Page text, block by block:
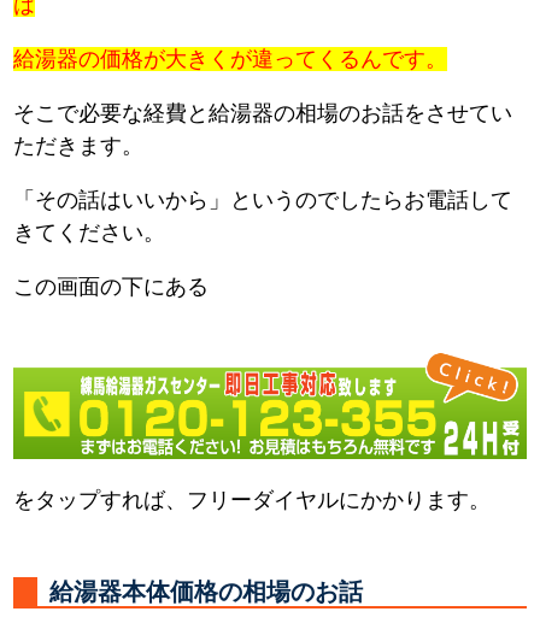
給湯器の価格が大きくが違ってくるんです。
そこで必要な経費と給湯器の相場のお話をさせてい
ただきます。
「その話はいいから」というのでしたらお電話して
きてください。
この画面の下にある
をタップすれば、フリーダイヤルにかかります。
給湯器本体価格の相場のお話